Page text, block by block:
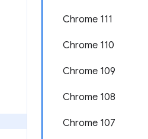
Chrome 111
Chrome 110
Chrome 109
Chrome 108
Chrome 107